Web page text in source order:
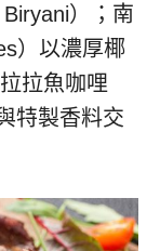
）；南
）以濃厚椰
拉魚咖哩
特製香料交